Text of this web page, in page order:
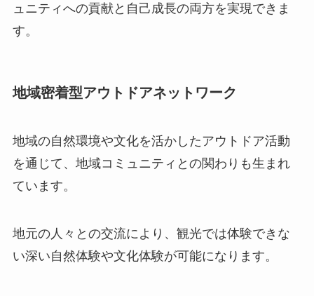
ュニティへの貢献と自己成長の両方を実現できま
す。
地域密着型アウトドアネットワーク
地域の自然環境や文化を活かしたアウトドア活動
を通じて、地域コミュニティとの関わりも生まれ
ています。
地元の人々との交流により、観光では体験できな
い深い自然体験や文化体験が可能になります。